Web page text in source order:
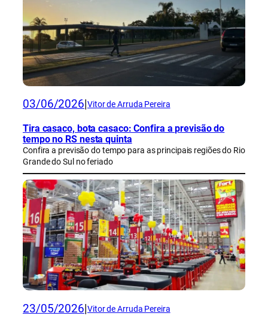
03/06/2026 Vitor de Arruda Pereira
Tira casaco, bota casaco: Confira a previsão do
tempo no RS nesta quinta
Confira a previsão do tempo para as principais regiões do Rio
Grande do Sul no feriado
23/05/2026 Vitor de Arruda Pereira